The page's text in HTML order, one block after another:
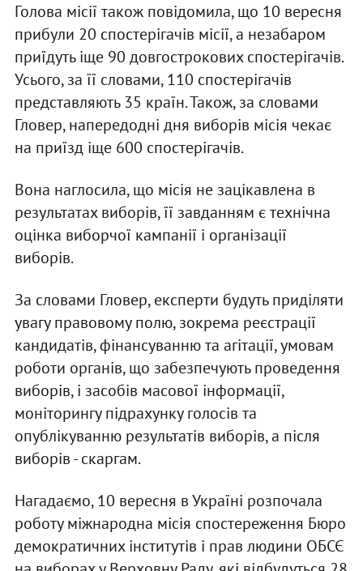
Голова місії також повідомила, що 10 вересня
прибули 20 спостерігачів місії, а незабаром
приїдуть іще 90 довгострокових спостерігачів.
Усього, за її словами, 110 спостерігачів
представляють 35 країн. Також, за словами
Гловер, напередодні дня виборів місія чекає
на приїзд іще 600 спостерігачів.
Вона наглосила, що місія не зацікавлена в
результатах виборів, її завданням є технічна
оцінка виборчої кампанії і організації
виборів.
За словами Гловер, експерти будуть приділяти
увагу правовому полю, зокрема реєстрації
кандидатів, фінансуванню та агітації, умовам
роботи органів, що забезпечують проведення
виборів, і засобів масової інформації,
моніторингу підрахунку голосів та
опублікуванню результатів виборів, а після
виборів - скаргам.
Нагадаємо, 10 вересня в Україні розпочала
роботу міжнародна місія спостереження Бюро
демократичних інститутів і прав людини ОБСЄ